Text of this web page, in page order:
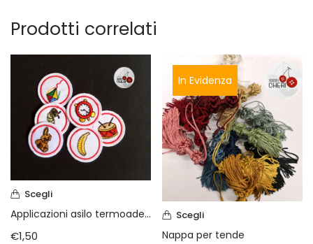
Prodotti correlati
Scegli
Applicazioni asilo termoadesive
€1,50
In Evidenza
Scegli
Nappa per tende